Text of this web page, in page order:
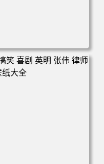
十万伏特 可爱 萌宠 电脑